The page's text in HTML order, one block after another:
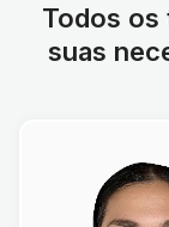
Todos os
suas